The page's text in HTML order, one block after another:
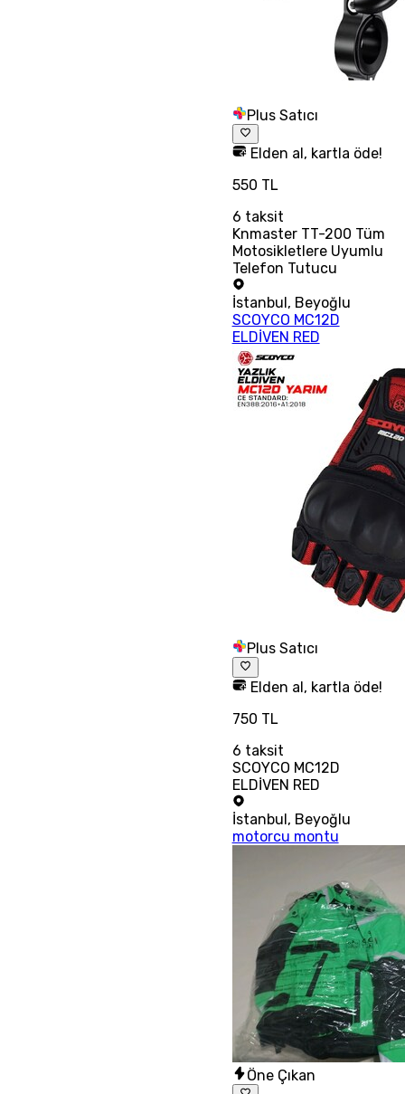
Plus Satıcı
Elden al, kartla öde!
550 TL
6 taksit
Knmaster TT-200 Tüm
Motosikletlere Uyumlu
Telefon Tutucu
İstanbul , Beyoğlu
SCOYCO MC12D
ELDİVEN RED
Plus Satıcı
Elden al, kartla öde!
750 TL
6 taksit
SCOYCO MC12D
ELDİVEN RED
İstanbul, Beyoğlu
motorcu montu
Öne Çıkan